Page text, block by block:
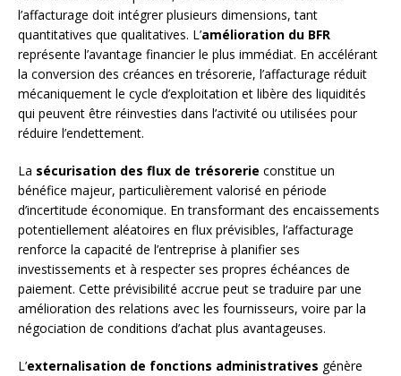
l’affacturage doit intégrer plusieurs dimensions, tant
quantitatives que qualitatives. L’amélioration du BFR
représente l’avantage financier le plus immédiat. En accélérant
la conversion des créances en trésorerie, l’affacturage réduit
mécaniquement le cycle d’exploitation et libère des liquidités
qui peuvent être réinvesties dans l’activité ou utilisées pour
réduire l’endettement.
La sécurisation des flux de trésorerie constitue un
bénéfice majeur, particulièrement valorisé en période
d’incertitude économique. En transformant des encaissements
potentiellement aléatoires en flux prévisibles, l’affacturage
renforce la capacité de l’entreprise à planifier ses
investissements et à respecter ses propres échéances de
paiement. Cette prévisibilité accrue peut se traduire par une
amélioration des relations avec les fournisseurs, voire par la
négociation de conditions d’achat plus avantageuses.
L’externalisation de fonctions administratives génère